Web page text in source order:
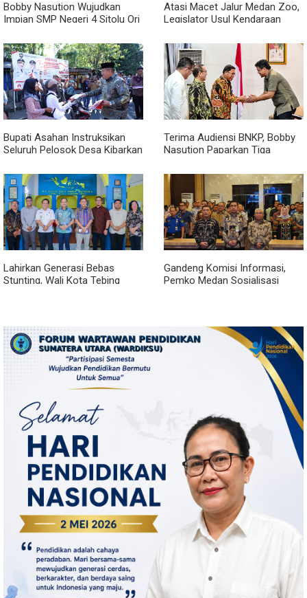
Bobby Nasution Wujudkan
Impian SMP Negeri 4 Sitolu Ori
Atasi Macet Jalur Medan Zoo,
Legislator Usul Kendaraan
Royal Sumatera
Bupati Asahan Instruksikan
Seluruh Pelosok Desa Kibarkan
Terima Audiensi BNKP, Bobby
Nasution Paparkan Tiga
Kepulauan Nias
Lahirkan Generasi Bebas
Stunting, Wali Kota Tebing
Gandeng Komisi Informasi,
Pemko Medan Sosialisasi